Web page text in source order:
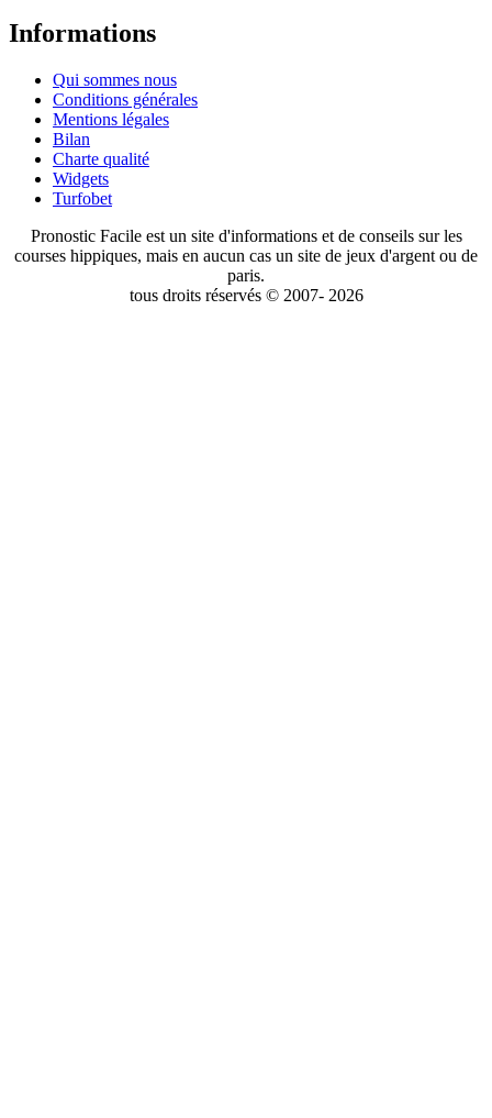
Informations
Qui sommes nous
Conditions générales
Mentions légales
Bilan
Charte qualité
Widgets
Turfobet
Pronostic Facile est un site d'informations et de conseils sur les
courses hippiques, mais en aucun cas un site de jeux d'argent ou de
paris.
tous droits réservés © 2007- 2026